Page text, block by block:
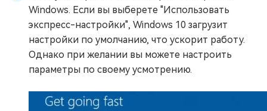
Windows. Если вы выберете "Использовать
экспресс-настройки", Windows 10 загрузит
настройки по умолчанию, что ускорит работу.
Однако при желании вы можете настроить
параметры по своему усмотрению.